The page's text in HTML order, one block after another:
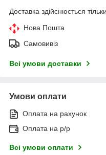
Доставка здійснюється
Нова Пошта
Самовивіз
Всі умови доставки
Умови оплати
Оплата на рахунок
Оплата на р/р
Всі умови оплати